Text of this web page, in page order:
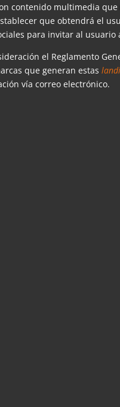
contenido multimedia
que obtendrá el
para invitar al usuario
el Reglamento
que generan estas
vía correo electrónico.